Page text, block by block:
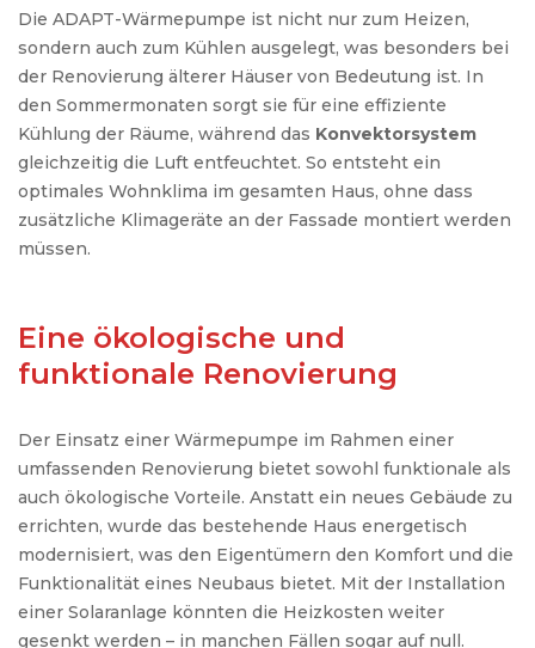
Die ADAPT-Wärmepumpe ist nicht nur zum Heizen,
sondern auch zum Kühlen ausgelegt, was besonders bei
der Renovierung älterer Häuser von Bedeutung ist. In
den Sommermonaten sorgt sie für eine effiziente
Kühlung der Räume, während das Konvektorsystem
gleichzeitig die Luft entfeuchtet. So entsteht ein
optimales Wohnklima im gesamten Haus, ohne dass
zusätzliche Klimageräte an der Fassade montiert werden
müssen.
Eine ökologische und
funktionale Renovierung
Der Einsatz einer Wärmepumpe im Rahmen einer
umfassenden Renovierung bietet sowohl funktionale als
auch ökologische Vorteile. Anstatt ein neues Gebäude zu
errichten, wurde das bestehende Haus energetisch
modernisiert, was den Eigentümern den Komfort und die
Funktionalität eines Neubaus bietet. Mit der Installation
einer Solaranlage könnten die Heizkosten weiter
gesenkt werden – in manchen Fällen sogar auf null.